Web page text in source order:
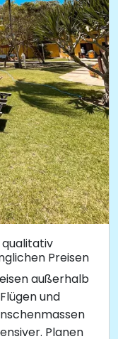
qualitativ
Preisen
außerhalb
und
Planen